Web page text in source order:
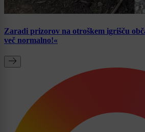
Zaradi prizorov na otroškem igrišču
več normalno!«